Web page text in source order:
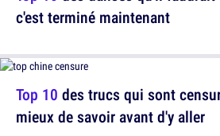
c'est terminé maintenant
Top 10 des trucs qui sont
mieux de savoir avant d'y aller